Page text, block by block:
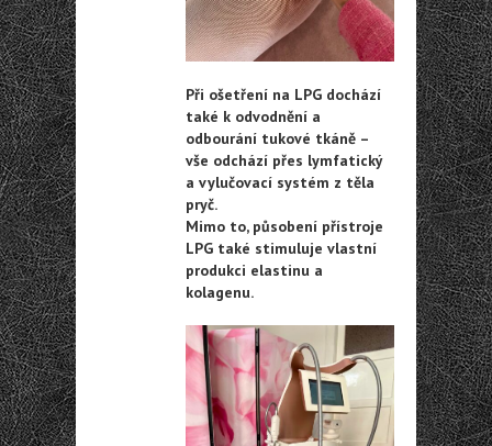
Při ošetření na LPG dochází
také k odvodnění a
odbourání tukové tkáně –
vše odchází přes lymfatický
a vylučovací systém z těla
pryč.
Mimo to, působení přístroje
LPG také stimuluje vlastní
produkci elastinu a
kolagenu.